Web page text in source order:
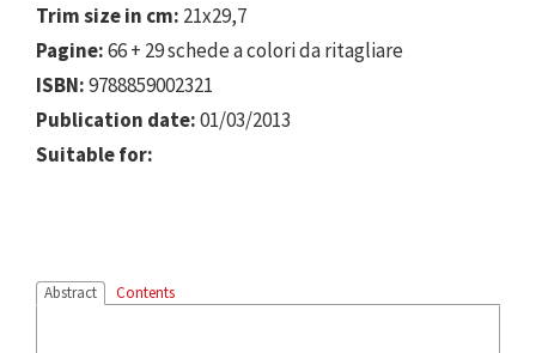
Trim size in cm: 21x29,7
Pagine:66 + 29 schede a colori da ritagliare
ISBN:9788859002321
Publication date:01/03/2013
Suitable for:
Abstract Contents